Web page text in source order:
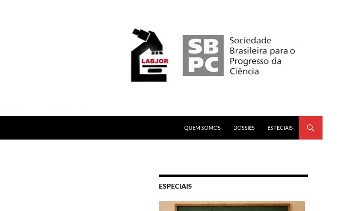
QUEM SOMOS
DOSSIÊS ESPECIAIS
ESPECIAIS